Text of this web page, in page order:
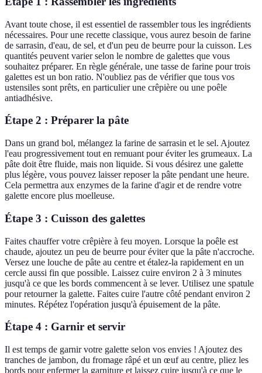
Avant toute chose, il est essentiel de rassembler tous les ingrédients
nécessaires. Pour une recette classique, vous aurez besoin de farine
de sarrasin, d'eau, de sel, et d'un peu de beurre pour la cuisson. Les
quantités peuvent varier selon le nombre de galettes que vous
souhaitez préparer. En règle générale, une tasse de farine pour trois
galettes est un bon ratio. N'oubliez pas de vérifier que tous vos
ustensiles sont prêts, en particulier une crêpière ou une poêle
antiadhésive.
Étape 2 : Préparer la pâte
Dans un grand bol, mélangez la farine de sarrasin et le sel. Ajoutez
l'eau progressivement tout en remuant pour éviter les grumeaux. La
pâte doit être fluide, mais non liquide. Si vous désirez une galette
plus légère, vous pouvez laisser reposer la pâte pendant une heure.
Cela permettra aux enzymes de la farine d'agir et de rendre votre
galette encore plus moelleuse.
Étape 3 : Cuisson des galettes
Faites chauffer votre crêpière à feu moyen. Lorsque la poêle est
chaude, ajoutez un peu de beurre pour éviter que la pâte n'accroche.
Versez une louche de pâte au centre et étalez-la rapidement en un
cercle aussi fin que possible. Laissez cuire environ 2 à 3 minutes
jusqu'à ce que les bords commencent à se lever. Utilisez une spatule
pour retourner la galette. Faites cuire l'autre côté pendant environ 2
minutes. Répétez l'opération jusqu'à épuisement de la pâte.
Étape 4 : Garnir et servir
Il est temps de garnir votre galette selon vos envies ! Ajoutez des
tranches de jambon, du fromage râpé et un œuf au centre, pliez les
bords pour enfermer la garniture et laissez cuire jusqu'à ce que le